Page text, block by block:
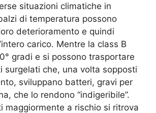
situazioni climatiche in
di temperatura possono
deterioramento e quindi
carico. Mentre la class B
gradi e si possono trasportare
surgelati che, una volta sopposti
sviluppano batteri, gravi per
che lo rendono “indigeribile”.
maggiormente a rischio si ritrova